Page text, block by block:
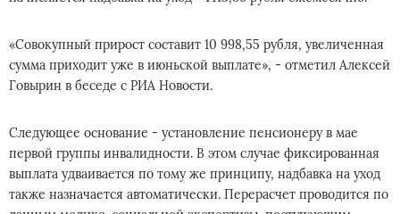
«Совокупный прирост составит 10 998,55 рубля, увеличенная
сумма приходит уже в июньской выплате», - отметил Алексей
Говырин в беседе с РИА Новости.
Следующее основание - установление пенсионеру в мае
первой группы инвалидности. В этом случае фиксированная
выплата удваивается по тому же принципу, надбавка на уход
также назначается автоматически. Перерасчет проводится по